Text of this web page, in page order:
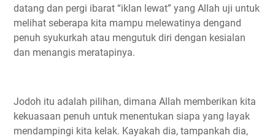
datang dan pergi ibarat “iklan lewat” yang Allah uji untuk
melihat seberapa kita mampu melewatinya dengand
penuh syukurkah atau mengutuk diri dengan kesialan
dan menangis meratapinya.
Jodoh itu adalah pilihan, dimana Allah memberikan kita
kekuasaan penuh untuk menentukan siapa yang layak
mendampingi kita kelak. Kayakah dia, tampankah dia,